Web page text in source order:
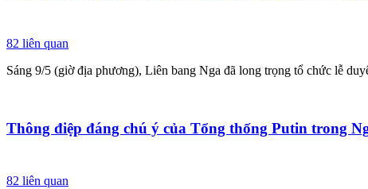
82 liên quan
Sáng 9/5 (giờ địa phương), Liên bang Nga đã long trọng tổ chức lễ
Thông điệp đáng chú ý của Tổng thống Putin trong
82 liên quan